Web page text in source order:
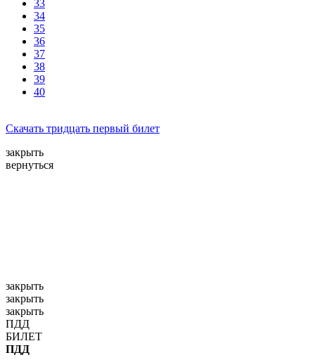
33
34
35
36
37
38
39
40
Cкачать тридцать первый билет
закрыть
вернуться
закрыть
закрыть
закрыть
ПДД
БИЛЕТ
ПДД